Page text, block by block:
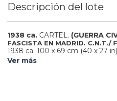
Descripción del lote
1938 ca. CARTEL. (GUERRA
FASCISTA EN MADRID. C.N.T./
1938 ca. 100 x 69 cm (40 x 27
combina fotografía y litografía.
Ver más